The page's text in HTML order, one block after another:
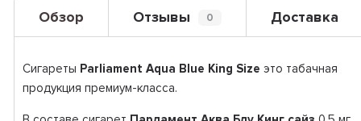
Обзор Отзывы 0 Доставка
Сигареты Parliament Aqua Blue King Size это табачная
продукция премиум-класса.